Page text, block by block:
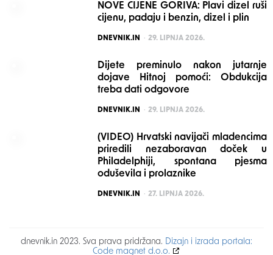
NOVE CIJENE GORIVA: Plavi dizel ruši
cijenu, padaju i benzin, dizel i plin
POSTED
DNEVNIK.IN 29. LIPNJA 2026.
Dijete preminulo nakon jutarnje
dojave Hitnoj pomoći: Obdukcija
treba dati odgovore
POSTED
DNEVNIK.IN 29. LIPNJA 2026.
(VIDEO) Hrvatski navijači mladencima
priredili nezaboravan doček u
Philadelphiji, spontana pjesma
oduševila i prolaznike
POSTED
DNEVNIK.IN 27. LIPNJA 2026.
dnevnik.in 2023. Sva prava pridržana. Dizajn i izrada portala:
Code magnet d.o.o.